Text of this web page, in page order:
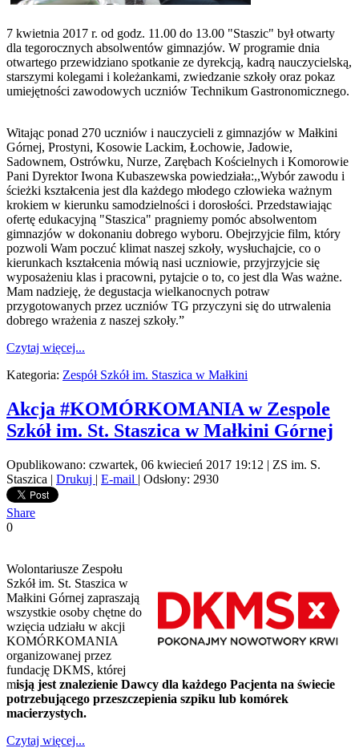
7 kwietnia 2017 r. od godz. 11.00 do 13.00 "Staszic" był otwarty
dla tegorocznych absolwentów gimnazjów. W programie dnia
otwartego przewidziano spotkanie ze dyrekcją, kadrą nauczycielską,
starszymi kolegami i koleżankami, zwiedzanie szkoły oraz pokaz
umiejętności zawodowych uczniów Technikum Gastronomicznego.
Witając ponad 270 uczniów i nauczycieli z gimnazjów w Małkini
Górnej, Prostyni, Kosowie Lackim, Łochowie, Jadowie,
Sadownem, Ostrówku, Nurze, Zarębach Kościelnych i Komorowie
Pani Dyrektor Iwona Kubaszewska powiedziała:,,Wybór zawodu i
ścieżki kształcenia jest dla każdego młodego człowieka ważnym
krokiem w kierunku samodzielności i dorosłości. Przedstawiając
ofertę edukacyjną "Staszica" pragniemy pomóc absolwentom
gimnazjów w dokonaniu dobrego wyboru. Obejrzyjcie film, który
pozwoli Wam poczuć klimat naszej szkoły, wysłuchajcie, co o
kierunkach kształcenia mówią nasi uczniowie, przyjrzyjcie się
wyposażeniu klas i pracowni, pytajcie o to, co jest dla Was ważne.
Mam nadzieję, że degustacja wielkanocnych potraw
przygotowanych przez uczniów TG przyczyni się do utrwalenia
dobrego wrażenia z naszej szkoły.”
Czytaj więcej...
Kategoria: Zespół Szkół im. Staszica w Małkini
Akcja #KOMÓRKOMANIA w Zespole
Szkół im. St. Staszica w Małkini Górnej
Opublikowano: czwartek, 06 kwiecień 2017 19:12 | ZS im. S.
Staszica | Drukuj | E-mail | Odsłony: 2930
Share
0
Wolontariusze Zespołu
Szkół im. St. Staszica w
Małkini Górnej zapraszają
wszystkie osoby chętne do
wzięcia udziału w akcji
KOMÓRKOMANIA
organizowanej przez
fundację DKMS, której
misją jest znalezienie Dawcy dla każdego Pacjenta na świecie
potrzebującego przeszczepienia szpiku lub komórek
macierzystych.
Czytaj więcej...